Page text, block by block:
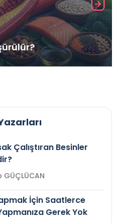
Çalıştıran Besinler
Zeynep GÜÇLÜCAN
İçin Saatlerce
Gerek Yok